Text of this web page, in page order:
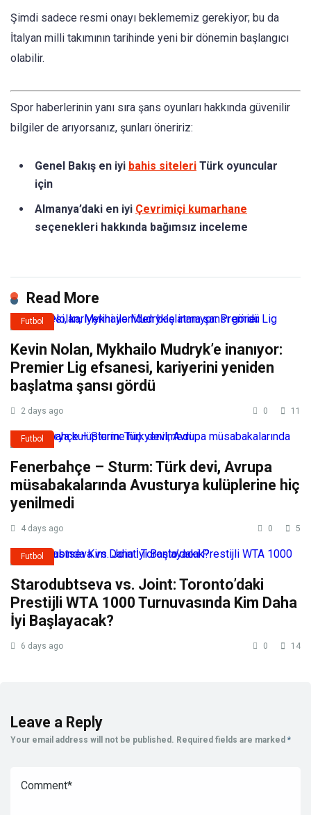
Şimdi sadece resmi onayı beklememiz gerekiyor; bu da
İtalyan milli takımının tarihinde yeni bir dönemin başlangıcı
olabilir.
Spor haberlerinin yanı sıra şans oyunları hakkında güvenilir
bilgiler de arıyorsanız, şunları öneririz:
Genel Bakış en iyi bahis siteleri Türk oyuncular
için
Almanya’daki en iyi Çevrimiçi kumarhane
seçenekleri hakkında bağımsız inceleme
Read More
Futbol
Kevin Nolan, Mykhailo Mudryk’e inanıyor:
Premier Lig efsanesi, kariyerini yeniden
başlatma şansı gördü
2 days ago 0 11
Futbol
Fenerbahçe – Sturm: Türk devi, Avrupa
müsabakalarında Avusturya kulüplerine hiç
yenilmedi
4 days ago 0 5
Futbol
Starodubtseva vs. Joint: Toronto’daki
Prestijli WTA 1000 Turnuvasında Kim Daha
İyi Başlayacak?
6 days ago 0 14
Leave a Reply
Your email address will not be published. Required fields are marked *